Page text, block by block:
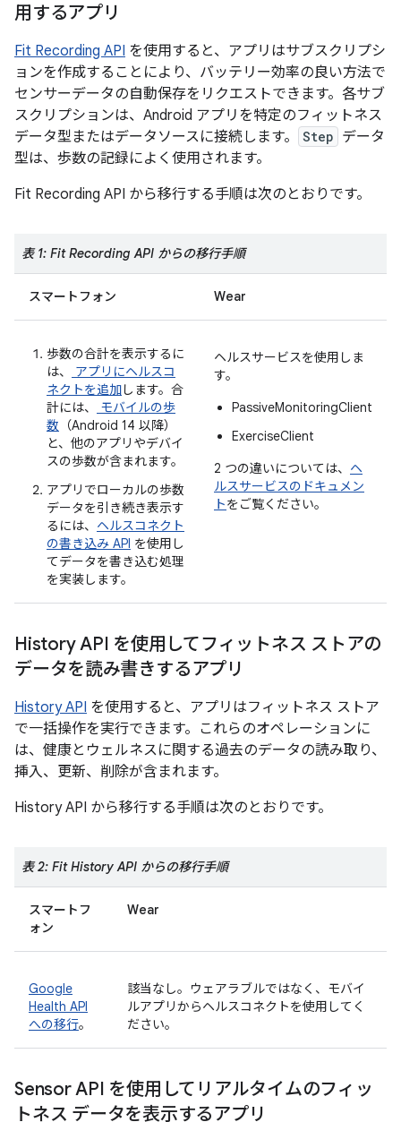
用するアプリ
Fit Recording API を使用すると、アプリはサブスクリプシ
ョンを作成することにより、バッテリー効率の良い方法で
センサーデータの自動保存をリクエストできます。各サブ
スクリプションは、Android アプリを特定のフィットネス
データ型またはデータソースに接続します。
Step データ
型は、歩数の記録によく使用されます。
Fit Recording API から移行する手順は次のとおりです。
表 1: Fit Recording API からの移行手順
スマートフォン Wear
歩数の合計を表示するに
は、
アプリにヘルスコ
ネクトを追加します。合
計には、
モバイルの歩
数 （Android 14 以降）
と、他のアプリやデバイ
スの歩数が含まれます。
アプリでローカルの歩数
データを引き続き表示す
るには、 ヘルスコネクト
の書き込み API を使用し
てデータを書き込む処理
を実装します。
ヘルスサービスを使用しま
す。
PassiveMonitoringClient
ExerciseClient
2 つの違いについては、 ヘ
ルスサービスのドキュメン
トをご覧ください。
History API を使用してフィットネス ストアの
データを読み書きするアプリ
History API を使用すると、アプリはフィットネス ストア
で一括操作を実行できます。これらのオペレーションに
は、健康とウェルネスに関する過去のデータの読み取り、
挿入、更新、削除が含まれます。
History API から移行する手順は次のとおりです。
表 2: Fit History API からの移行手順
スマートフ
ォン
Wear
Google
Health API
への移行。
該当なし。ウェアラブルではなく、モバイ
ルアプリからヘルスコネクトを使用してく
ださい。
Sensor API を使用してリアルタイムのフィッ
トネス データを表示するアプリ